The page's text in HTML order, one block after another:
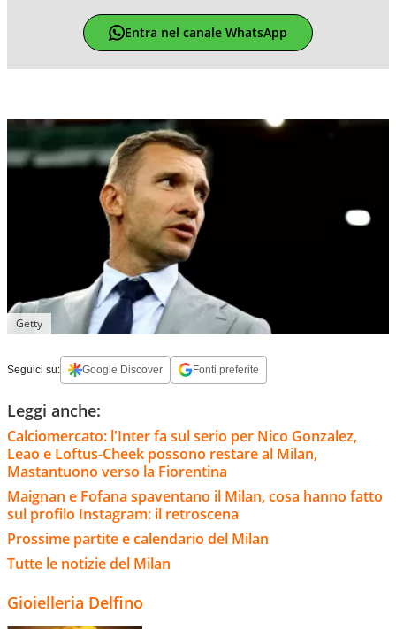
Entra nel canale WhatsApp
Getty
Seguici su: Google Discover Fonti preferite
Leggi anche:
Calciomercato: l'Inter fa sul serio per Nico Gonzalez,
Leao e Loftus-Cheek possono restare al Milan,
Mastantuono verso la Fiorentina
Maignan e Fofana spaventano il Milan, cosa hanno fatto
sul profilo Instagram: il retroscena
Prossime partite e calendario del Milan
Tutte le notizie del Milan
Gioielleria Delfino